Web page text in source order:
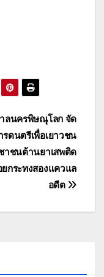
ลนครพิษณุโลก จัด
รดนตรีเพื่อเยาวชน
าชนต้านยาเสพติด
กระทงสองแควแล
อดีต